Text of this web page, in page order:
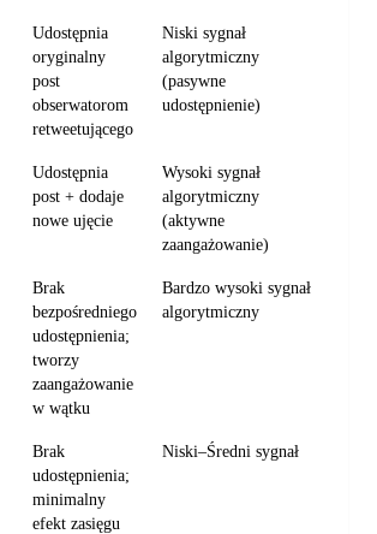
Udostępnia
oryginalny
post
obserwatorom
retweetującego
Niski sygnał
algorytmiczny
(pasywne
udostępnienie)
Udostępnia
post + dodaje
nowe ujęcie
Wysoki sygnał
algorytmiczny
(aktywne
zaangażowanie)
Brak
bezpośredniego
udostępnienia;
tworzy
zaangażowanie
w wątku
Bardzo wysoki sygnał
algorytmiczny
Brak
udostępnienia;
minimalny
efekt zasięgu
Niski–Średni sygnał